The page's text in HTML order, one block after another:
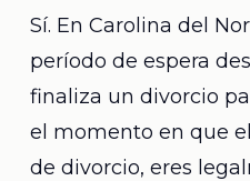
Sí. En Carolina del
período de espera
finaliza un divorcio
el momento en que
de divorcio, eres